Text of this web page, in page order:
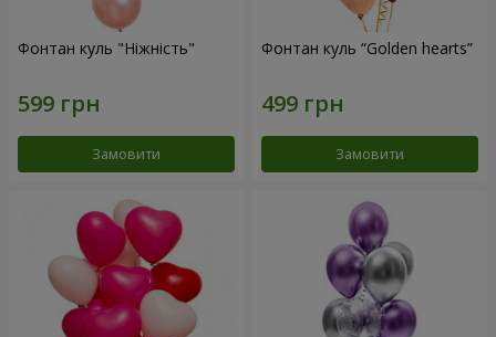
Фонтан куль "Ніжність"
Замовити
Фонтан куль “Golden hearts”
Замовити